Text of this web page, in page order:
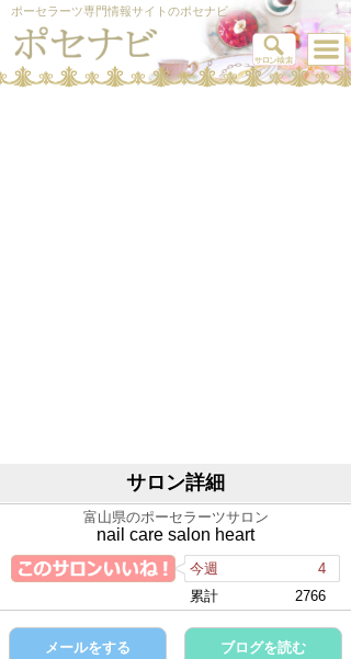
ポーセラーツ専門情報サイトのポセナビ
サロン詳細
富山県のポーセラーツサロン
nail care salon heart
今週
4
累計
2766
メールをする ブログを読む